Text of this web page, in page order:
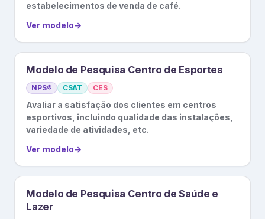
estabelecimentos de venda de café.
Ver modelo→
Modelo de Pesquisa Centro de Esportes
NPS® CSAT CES
Avaliar a satisfação dos clientes em centros
esportivos, incluindo qualidade das instalações,
variedade de atividades, etc.
Ver modelo→
Modelo de Pesquisa Centro de Saúde e
Lazer